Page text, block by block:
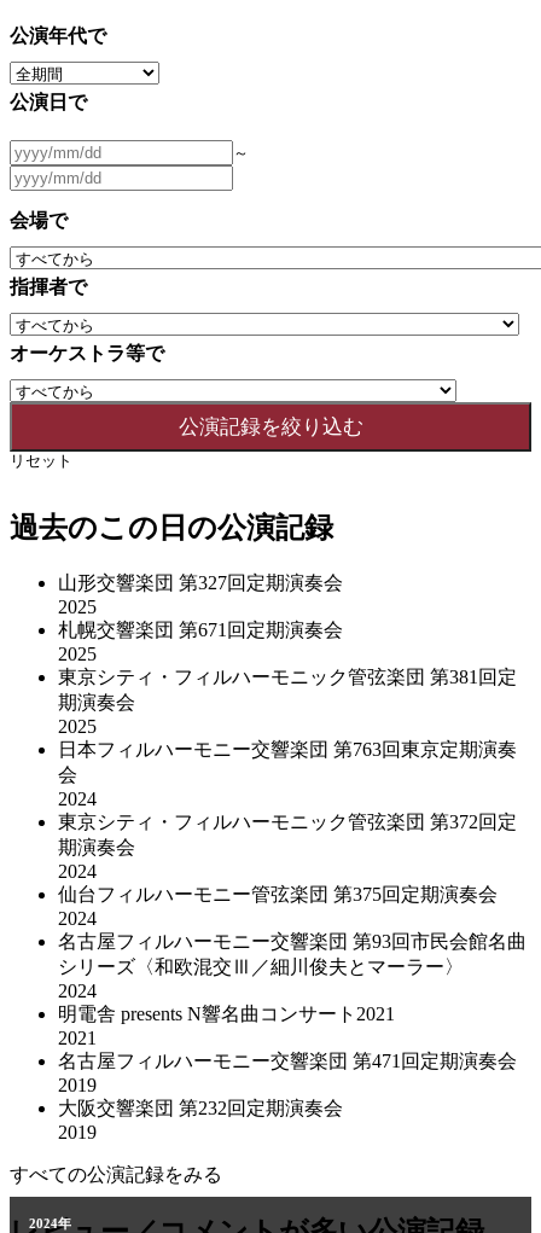
公演年代で
公演日で
～
会場で
指揮者で
オーケストラ等で
リセット
過去のこの日の公演記録
山形交響楽団 第327回定期演奏会
2025
札幌交響楽団 第671回定期演奏会
2025
東京シティ・フィルハーモニック管弦楽団 第381回定
期演奏会
2025
日本フィルハーモニー交響楽団 第763回東京定期演奏
会
2024
東京シティ・フィルハーモニック管弦楽団 第372回定
期演奏会
2024
仙台フィルハーモニー管弦楽団 第375回定期演奏会
2024
名古屋フィルハーモニー交響楽団 第93回市民会館名曲
シリーズ〈和欧混交Ⅲ／細川俊夫とマーラー〉
2024
明電舎 presents N響名曲コンサート2021
2021
名古屋フィルハーモニー交響楽団 第471回定期演奏会
2019
大阪交響楽団 第232回定期演奏会
2019
すべての公演記録をみる
2011年
2024年